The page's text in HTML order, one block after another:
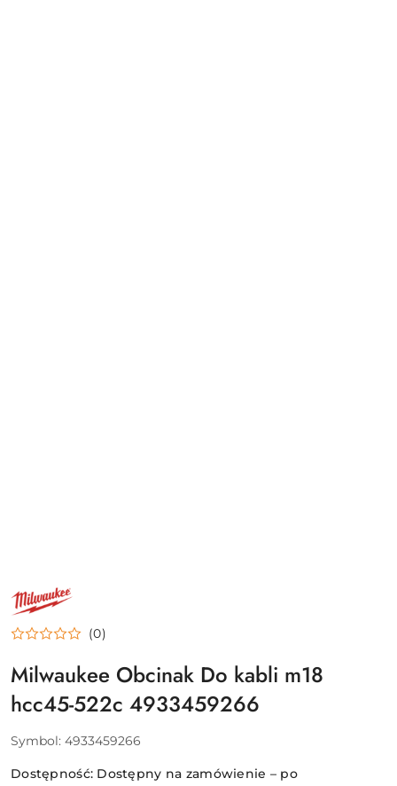
NAZWA
PRODUCENTA:
MILWAUKEE
(0)
Milwaukee Obcinak Do kabli m18
hcc45-522c 4933459266
Symbol: 4933459266
Dostępność: Dostępny na zamówienie – po